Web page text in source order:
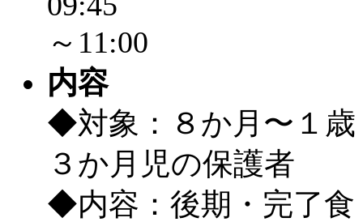
「皆鶴姫のこびる塾
～」 受付期間：～
「みなづる号乗車体
de 健康づくり」」 受
～11:00
内容
◆対象：８か月〜１歳
３か月児の保護者
◆内容：後期・完了食